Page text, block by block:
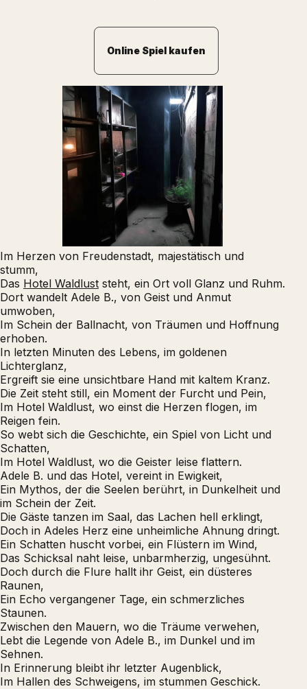
Online Spiel kaufen
Im Herzen von Freudenstadt, majestätisch und
stumm,
Das Hotel Waldlust steht, ein Ort voll Glanz und Ruhm.
Dort wandelt Adele B., von Geist und Anmut
umwoben,
Im Schein der Ballnacht, von Träumen und Hoffnung
erhoben.
In letzten Minuten des Lebens, im goldenen
Lichterglanz,
Ergreift sie eine unsichtbare Hand mit kaltem Kranz.
Die Zeit steht still, ein Moment der Furcht und Pein,
Im Hotel Waldlust, wo einst die Herzen flogen, im
Reigen fein.
So webt sich die Geschichte, ein Spiel von Licht und
Schatten,
Im Hotel Waldlust, wo die Geister leise flattern.
Adele B. und das Hotel, vereint in Ewigkeit,
Ein Mythos, der die Seelen berührt, in Dunkelheit und
im Schein der Zeit.
Die Gäste tanzen im Saal, das Lachen hell erklingt,
Doch in Adeles Herz eine unheimliche Ahnung dringt.
Ein Schatten huscht vorbei, ein Flüstern im Wind,
Das Schicksal naht leise, unbarmherzig, ungesühnt.
Doch durch die Flure hallt ihr Geist, ein düsteres
Raunen,
Ein Echo vergangener Tage, ein schmerzliches
Staunen.
Zwischen den Mauern, wo die Träume verwehen,
Lebt die Legende von Adele B., im Dunkel und im
Sehnen.
In Erinnerung bleibt ihr letzter Augenblick,
Im Hallen des Schweigens, im stummen Geschick.